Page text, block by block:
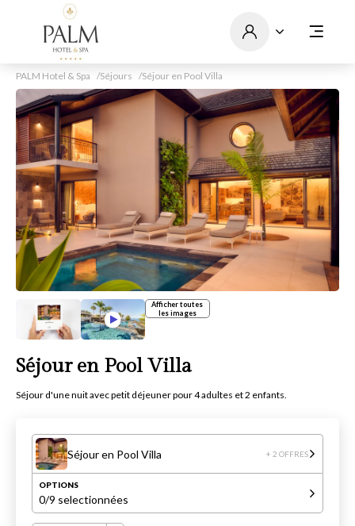
PALM Hotel & Spa Séjours Séjour en Pool Villa
Afficher toutes
les images
Séjour en Pool Villa
Séjour d'une nuit avec petit déjeuner pour 4 adultes et 2 enfants.
Séjour en Pool Villa + 2 OFFRES
OPTIONS
0/9 selectionnées